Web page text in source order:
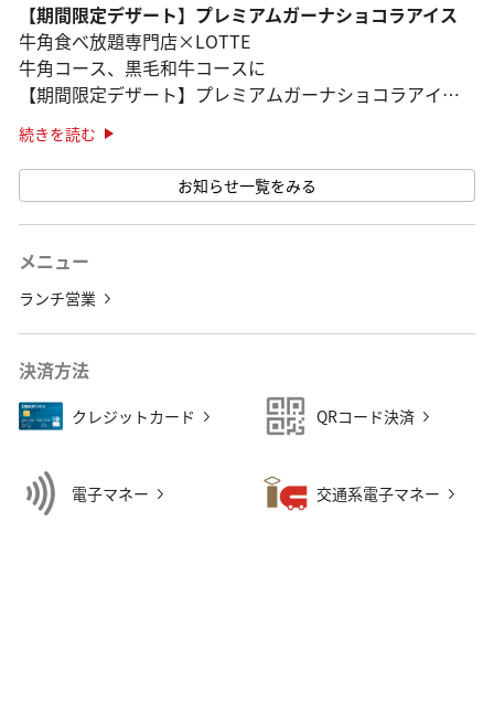
【期間限定デザート】プレミアムガーナショコラアイス
牛角食べ放題専門店×LOTTE
牛角コース、黒毛和牛コースに
【期間限定デザート】プレミアムガーナショコラアイス
登場！
※2026年3月31日までの期間限定販売
※牛角食べ放題専門店相模大野店では販 ···
続きを読む
お知らせ一覧をみる
メニュー
ランチ営業
決済方法
クレジットカード QRコード決済
電子マネー 交通系電子マネー